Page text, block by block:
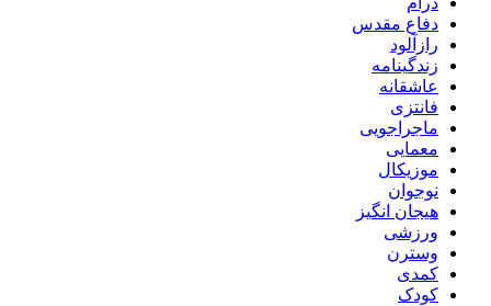
دفاع مقدس
رازآلود
زندگینامه
عاشقانه
فانتزی
ماجراجویی
معمایی
موزیکال
نوجوان
هیجان انگیز
ورزشی
وسترن
کمدی
کودک